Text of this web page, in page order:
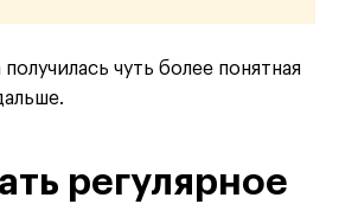
чуть более понятная
регулярное